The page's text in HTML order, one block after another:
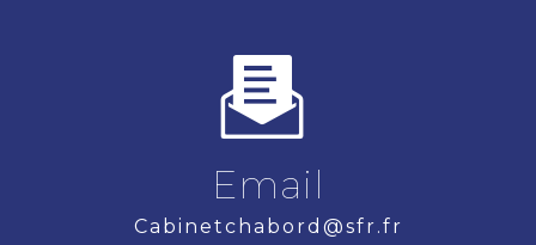
Email
cabinetchabord@sfr.fr